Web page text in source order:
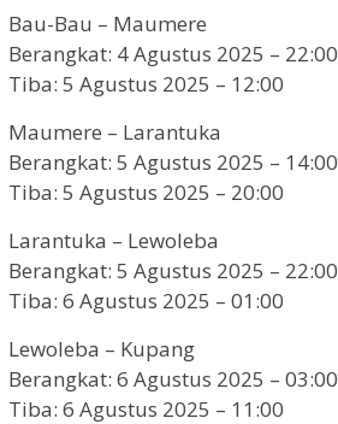
Bau-Bau – Maumere
Berangkat: 4 Agustus 2025 – 22:00
Tiba: 5 Agustus 2025 – 12:00
Maumere – Larantuka
Berangkat: 5 Agustus 2025 – 14:00
Tiba: 5 Agustus 2025 – 20:00
Larantuka – Lewoleba
Berangkat: 5 Agustus 2025 – 22:00
Tiba: 6 Agustus 2025 – 01:00
Lewoleba – Kupang
Berangkat: 6 Agustus 2025 – 03:00
Tiba: 6 Agustus 2025 – 11:00